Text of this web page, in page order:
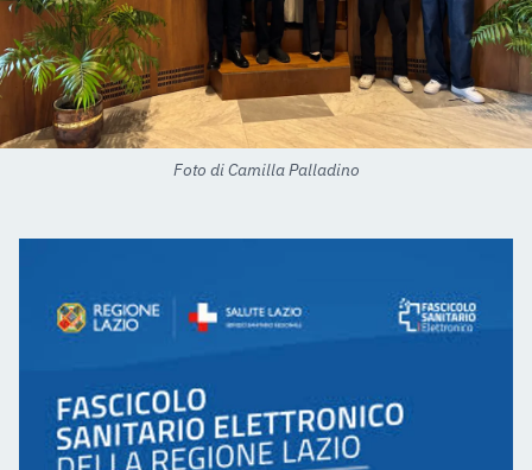
Foto di Camilla Palladino